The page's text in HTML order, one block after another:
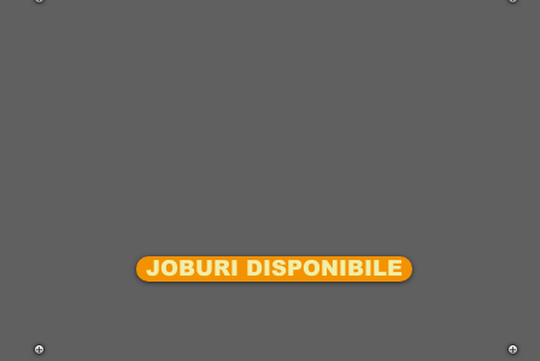
JOBURI DISPONIBILE